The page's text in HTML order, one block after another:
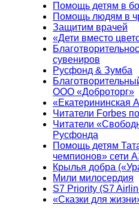
Помощь детям в
Помощь людям в
Защитим врачей
«Дети вместо
сувениров
Русфонд & Зумба
ООО «Доброторг»
«Екатерининская
Читатели Forbes
Читатели
Русфонда
Помощь детям
чемпионов» сети
Крылья добра
Мили милосердия
S7 Priority (S7
«Сказки для